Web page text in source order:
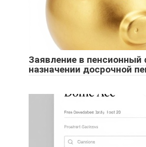
Заявление в пенсионный
назначении досрочной